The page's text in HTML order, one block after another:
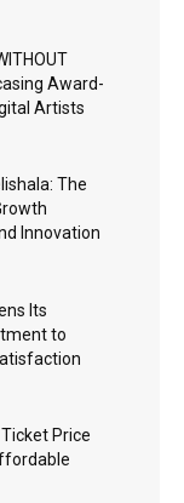
Award-
Artists
The
Innovation
Its
to
Price